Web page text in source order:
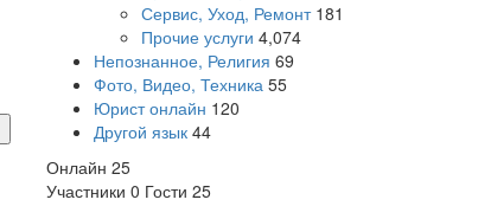
Сервис, Уход, Ремонт 181
Прочие услуги 4,074
Непознанное, Религия 69
Фото, Видео, Техника 55
Юрист онлайн 120
Другой язык 44
Онлайн 25
Участники 0 Гости 25